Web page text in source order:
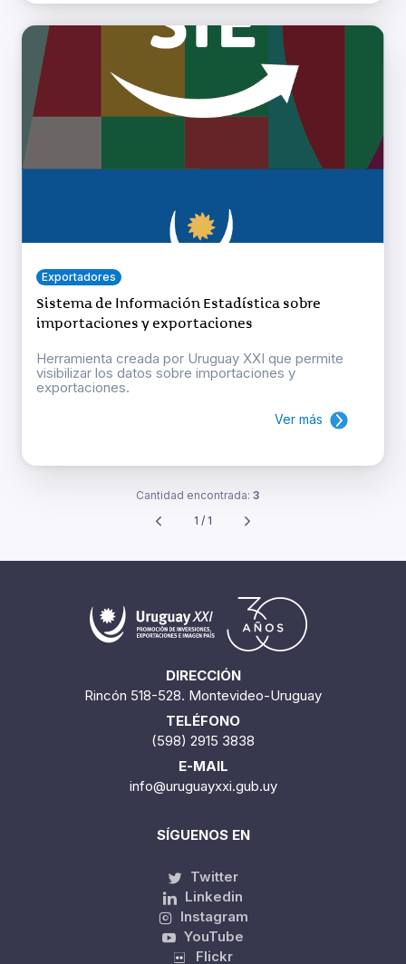
Exportadores
Sistema de Información Estadística sobre
importaciones y exportaciones
Herramienta creada por Uruguay XXI que permite
visibilizar los datos sobre importaciones y
exportaciones.
Ver más
Cantidad encontrada: 3
1 / 1
DIRECCIÓN
Rincón 518-528. Montevideo-Uruguay
TELÉFONO
(598) 2915 3838
E-MAIL
info@uruguayxxi.gub.uy
SÍGUENOS EN
Twitter
Linkedin
Instagram
YouTube
Flickr